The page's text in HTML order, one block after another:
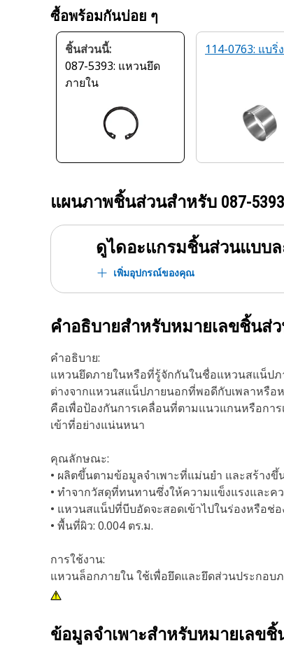
ซื้อพร้อมกันบ่อย ๆ
ชิ้นส่วนนี้:
087-5393: แหวนยึด
ภายใน
114-0763: แบริ่
แผนภาพชิ้นส่วนสำหรับ 087-5393
ดูไดอะแกรมชิ้นส่วนแบบล
เพิ่มอุปกรณ์ของคุณ
คำอธิบายสำหรับหมายเลขชิ้นส่
คำอธิบาย:
แหวนยึดภายในหรือที่รู้จักกันในชื่อแหวนสแน็ป
ต่างจากแหวนสแน็ปภายนอกที่พอดีกับเพลาหรือ
คือเพื่อป้องกันการเคลื่อนที่ตามแนวแกนหรือกา
เข้าที่อย่างแน่นหนา
คุณลักษณะ:
• ผลิตขึ้นตามข้อมูลจำเพาะที่แม่นยำ และสร้าง
• ทำจากวัสดุที่ทนทานซึ่งให้ความแข็งแรงและ
• แหวนสแน็ปที่บีบอัดจะสอดเข้าไปในร่องหรือช่อ
• พื้นที่ผิว: 0.004 ตร.ม.
การใช้งาน:
แหวนล็อกภายใน ใช้เพื่อยึดและยึดส่วนประกอ
ข้อมูลจำเพาะสำหรับหมายเลข